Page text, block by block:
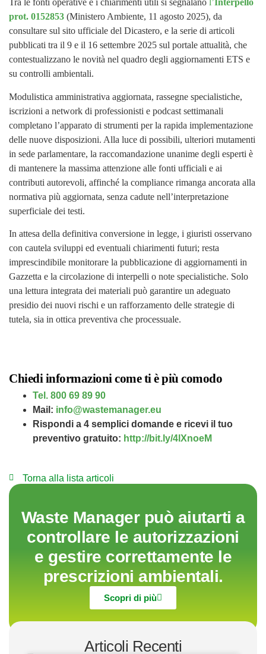
Tra le fonti operative e i chiarimenti utili si segnalano l’Interpello
prot. 0152853 (Ministero Ambiente, 11 agosto 2025), da
consultare sul sito ufficiale del Dicastero, e la serie di articoli
pubblicati tra il 9 e il 16 settembre 2025 sul portale attualità, che
contestualizzano le novità nel quadro degli aggiornamenti ETS e
su controlli ambientali.
Modulistica amministrativa aggiornata, rassegne specialistiche,
iscrizioni a network di professionisti e podcast settimanali
completano l’apparato di strumenti per la rapida implementazione
delle nuove disposizioni. Alla luce di possibili, ulteriori mutamenti
in sede parlamentare, la raccomandazione unanime degli esperti è
di mantenere la massima attenzione alle fonti ufficiali e ai
contributi autorevoli, affinché la compliance rimanga ancorata alla
normativa più aggiornata, senza cadute nell’interpretazione
superficiale dei testi.
In attesa della definitiva conversione in legge, i giuristi osservano
con cautela sviluppi ed eventuali chiarimenti futuri; resta
imprescindibile monitorare la pubblicazione di aggiornamenti in
Gazzetta e la circolazione di interpelli o note specialistiche. Solo
una lettura integrata dei materiali può garantire un adeguato
presidio dei nuovi rischi e un rafforzamento delle strategie di
tutela, sia in ottica preventiva che processuale.
Chiedi informazioni come ti è più comodo
Tel. 800 69 89 90
Mail: info@wastemanager.eu
Rispondi a 4 semplici domande e ricevi il tuo
preventivo gratuito: http://bit.ly/4lXnoeM
Torna alla lista articoli
Waste Manager può aiutarti a
controllare le autorizzazioni
e gestire correttamente le
prescrizioni ambientali.
Scopri di più
Articoli Recenti